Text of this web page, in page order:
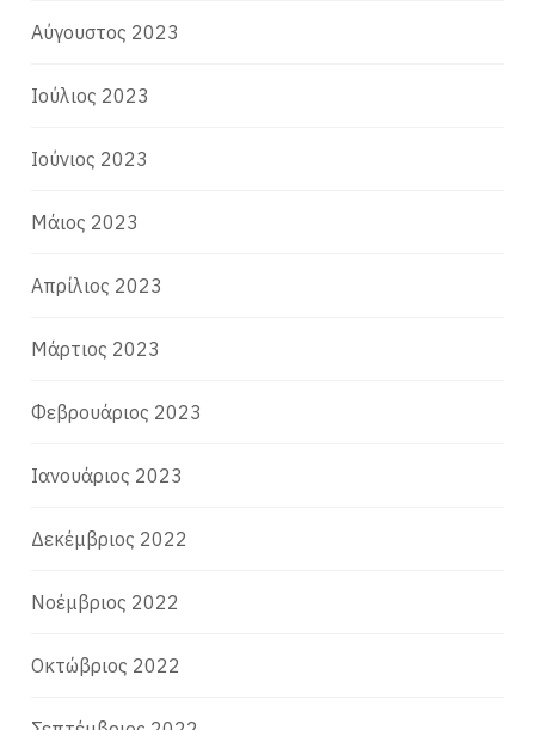
Αύγουστος 2023
Ιούλιος 2023
Ιούνιος 2023
Μάιος 2023
Απρίλιος 2023
Μάρτιος 2023
Φεβρουάριος 2023
Ιανουάριος 2023
Δεκέμβριος 2022
Νοέμβριος 2022
Οκτώβριος 2022